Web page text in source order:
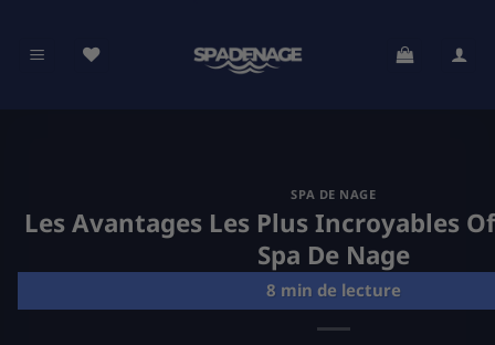
contenu
SPA DE NAGE
Les Avantages Les Plus Incroyables
Spa De Nage